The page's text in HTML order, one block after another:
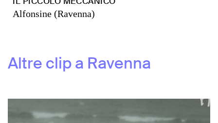
Alfonsine (Ravenna)
Altre clip a Ravenna